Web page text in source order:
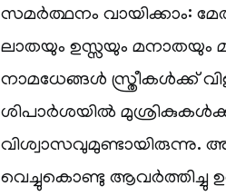
സമര്‍ത്ഥനം വായിക്കാം:
ലാതയും ഉസ്സയും മനാതയും
നാമധേങ്ങള്‍ സ്ത്രീകള്‍ക്ക്
ശിപാര്‍ശയില്‍
വിശ്വാസവുമുണ്ടായിരുന്നു.
വെച്ചുകൊണ്ടു ആവര്‍ത്തിച്ചു